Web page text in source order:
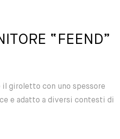
“FEEND”
giroletto con uno spessore
e adatto a diversi contesti di